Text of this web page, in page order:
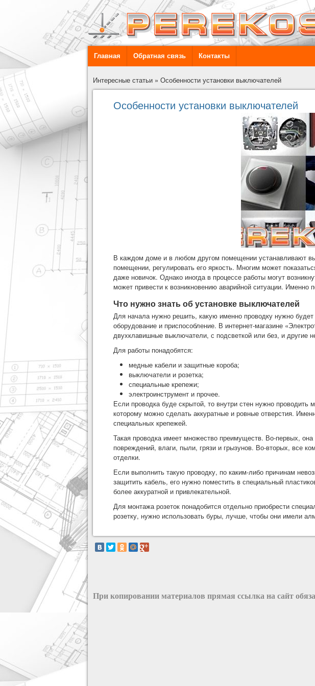
Главная Обратная связь Контакты
Интересные статьи » Особенности установки выключателей
Особенности установки выключателей
В каждом доме и в любом другом помещении устанавливают
помещении, регулировать его яркость. Многим может
даже новичок. Однако иногда в процессе работы могут
может привести к возникновению аварийной ситуации. Именно
Что нужно знать об установке выключателей
Для начала нужно решить, какую именно проводку нужно
оборудование и приспособление. В интернет-магазине
двухклавишные выключатели, с подсветкой или без, и другие
Для работы понадобятся:
медные кабели и защитные короба;
выключатели и розетка;
специальные крепежи;
электроинструмент и прочее.
Если проводка буде скрытой, то внутри стен нужно
которому можно сделать аккуратные и ровные отверстия.
специальных крепежей.
Такая проводка имеет множество преимуществ. Во-первых,
повреждений, влаги, пыли, грязи и грызунов. Во-вторых, все
отделки.
Если выполнить такую проводку, по каким-либо причинам
защитить кабель, его нужно поместить в специальный
более аккуратной и привлекательной.
Для монтажа розеток понадобится отдельно приобрести
розетку, нужно использовать буры, лучше, чтобы они имели
При копировании материалов прямая ссылка на сайт